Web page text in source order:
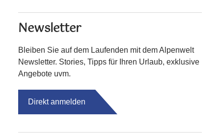
Newsletter
Bleiben Sie auf dem Laufenden mit dem Alpenwelt
Newsletter. Stories, Tipps für Ihren Urlaub, exklusive
Angebote uvm.
Direkt anmelden